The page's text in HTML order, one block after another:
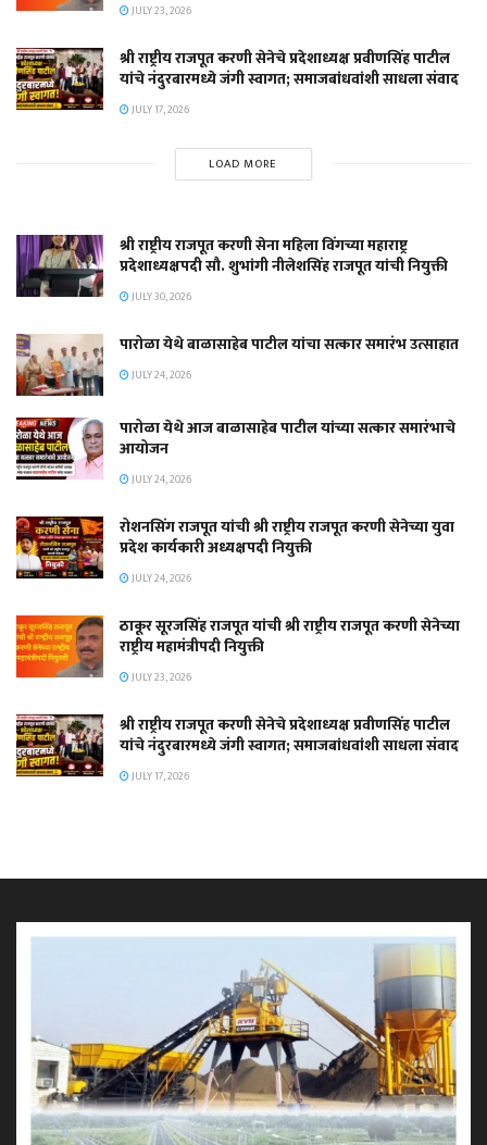
JULY 23, 2026
श्री राष्ट्रीय राजपूत करणी सेनेचे प्रदेशाध्यक्ष प्रवीणसिंह पाटील
यांचे नंदुरबारमध्ये जंगी स्वागत; समाजबांधवांशी साधला संवाद
JULY 17, 2026
LOAD MORE
श्री राष्ट्रीय राजपूत करणी सेना महिला विंगच्या महाराष्ट्र
प्रदेशाध्यक्षपदी सौ. शुभांगी नीलेशसिंह राजपूत यांची नियुक्ती
JULY 30, 2026
पारोळा येथे बाळासाहेब पाटील यांचा सत्कार समारंभ उत्साहात
JULY 24, 2026
पारोळा येथे आज बाळासाहेब पाटील यांच्या सत्कार समारंभाचे
आयोजन
JULY 24, 2026
रोशनसिंग राजपूत यांची श्री राष्ट्रीय राजपूत करणी सेनेच्या युवा
प्रदेश कार्यकारी अध्यक्षपदी नियुक्ती
JULY 24, 2026
ठाकूर सूरजसिंह राजपूत यांची श्री राष्ट्रीय राजपूत करणी सेनेच्या
राष्ट्रीय महामंत्रीपदी नियुक्ती
JULY 23, 2026
श्री राष्ट्रीय राजपूत करणी सेनेचे प्रदेशाध्यक्ष प्रवीणसिंह पाटील
यांचे नंदुरबारमध्ये जंगी स्वागत; समाजबांधवांशी साधला संवाद
JULY 17, 2026